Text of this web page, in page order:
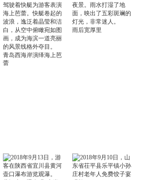
青岛西海岸演绎海上芭
蕾
雨后宽厚里